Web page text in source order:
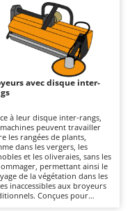
avec disque inter-
à leur disque inter-rangs,
peuvent travailler
les rangées de plants,
dans les vergers, les
et les oliveraies, sans les
permettant ainsi le
de la végétation dans les
inaccessibles aux broyeurs
Conçues pour